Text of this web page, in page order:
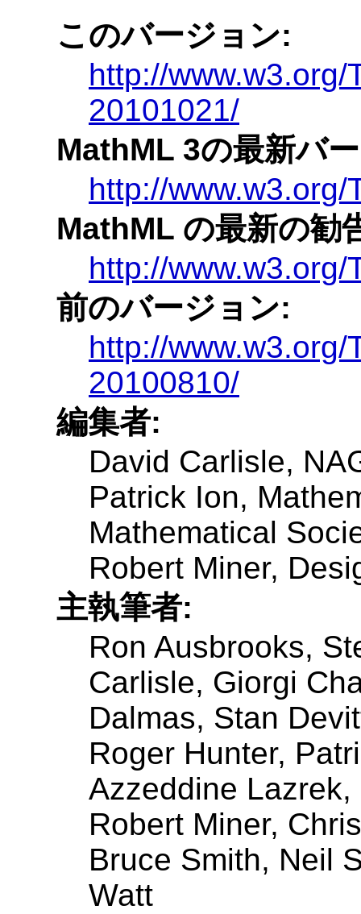
このバージョン:
http://
20101021/
MathML 3の最新バ
http://www.w3.org/
MathML の最新の勧
http://www.w3.org/
前のバージョン:
http://
20100810/
編集者:
David Carlisle,
Patrick Ion,
Mathematical
Robert Miner,
主執筆者:
Ron Ausbrooks,
Carlisle, Giorgi
Dalmas, Stan
Roger Hunter,
Azzeddine
Robert Miner,
Bruce Smith, Neil
Watt